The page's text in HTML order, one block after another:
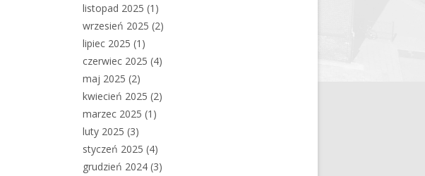
listopad 2025 (1)
wrzesień 2025 (2)
lipiec 2025 (1)
czerwiec 2025 (4)
maj 2025 (2)
kwiecień 2025 (2)
marzec 2025 (1)
luty 2025 (3)
styczeń 2025 (4)
grudzień 2024 (3)